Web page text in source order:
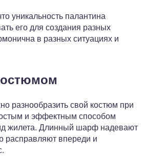
уникальность палантина
его для создания разных
в разных ситуациях и
разнообразить свой костюм при
и эффектным способом
жилета. Длинный шарф надевают
расправляют впереди и